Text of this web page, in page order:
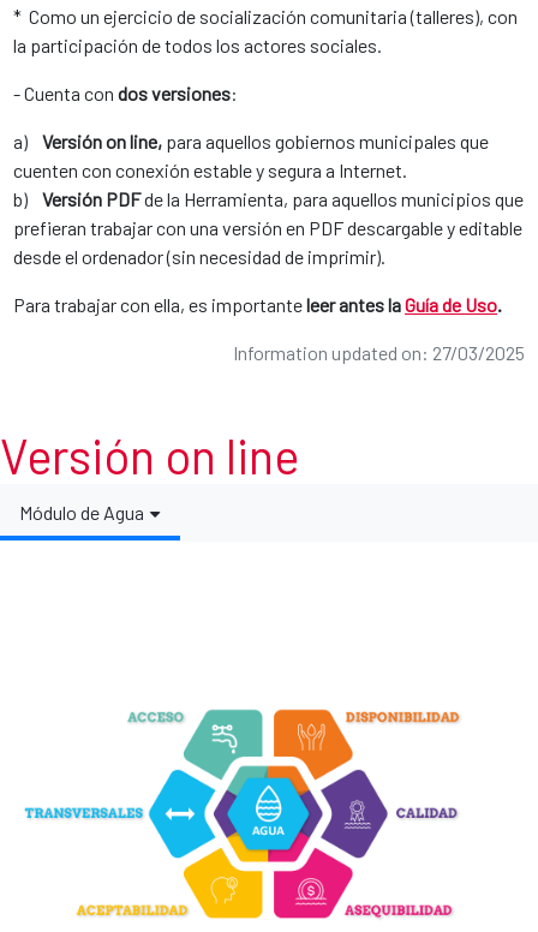
* Como un ejercicio de socialización comunitaria (talleres), con
la participación de todos los actores sociales.
- Cuenta con dos versiones:
a) Versión on line, para aquellos gobiernos municipales que
cuenten con conexión estable y segura a Internet.
b) Versión PDFde la Herramienta, para aquellos municipios que
prefieran trabajar con una versión en PDF descargable y editable
desde el ordenador (sin necesidad de imprimir).
Para trabajar con ella, es importanteleer antes laGuía de Uso.
Information updated on: 27/03/2025
Versión on line
Módulo de Agua